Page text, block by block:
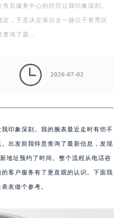
后服务中心的经历让我印象深刻。
，于是决定亲自去一趟位于青秀区
查询了最…
 2026-07-02
印象深刻。我的腕表最近走时有些不
出发前我特意查询了最新信息，发现
地址预约了时间。整个流程从电话咨
客户服务有了更直观的认识。下面我
友做个参考。